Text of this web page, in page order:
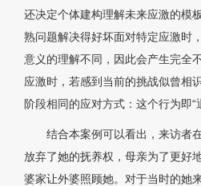
还决定个体建构理解未来应激的模
熟问题解决得好坏面对特定应激时
意义的理解不同，因此会产生完全
应激时，若感到当前的挑战似曾相
阶段相同的应对方式：这个行为即“
结合本案例可以看出，来访者
放弃了她的抚养权，母亲为了更好
婆家让外婆照顾她。对于当时的她